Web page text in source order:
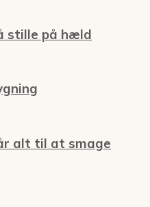
stille på hæld
alt til at smage